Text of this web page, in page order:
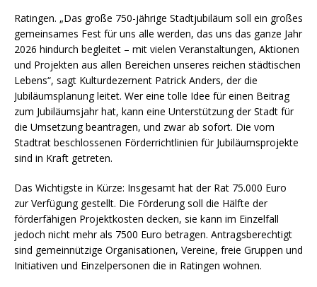
Ratingen. „Das große 750-jährige Stadtjubiläum soll ein großes
gemeinsames Fest für uns alle werden, das uns das ganze Jahr
2026 hindurch begleitet – mit vielen Veranstaltungen, Aktionen
und Projekten aus allen Bereichen unseres reichen städtischen
Lebens“, sagt Kulturdezernent Patrick Anders, der die
Jubiläumsplanung leitet. Wer eine tolle Idee für einen Beitrag
zum Jubiläumsjahr hat, kann eine Unterstützung der Stadt für
die Umsetzung beantragen, und zwar ab sofort. Die vom
Stadtrat beschlossenen Förderrichtlinien für Jubiläumsprojekte
sind in Kraft getreten.
Das Wichtigste in Kürze: Insgesamt hat der Rat 75.000 Euro
zur Verfügung gestellt. Die Förderung soll die Hälfte der
förderfähigen Projektkosten decken, sie kann im Einzelfall
jedoch nicht mehr als 7500 Euro betragen. Antragsberechtigt
sind gemeinnützige Organisationen, Vereine, freie Gruppen und
Initiativen und Einzelpersonen die in Ratingen wohnen.